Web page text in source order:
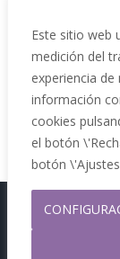
Este sitio web
medición del
experiencia
información
cookies
el botón
botón
Servicios